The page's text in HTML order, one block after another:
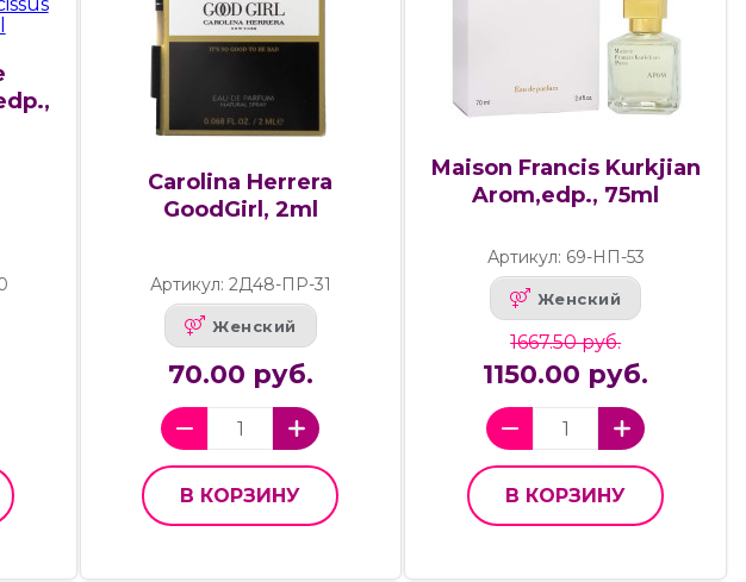
Carolina Herrera
GoodGirl, 2ml
Артикул: 2Д48-ПР-31
Женский
70.00 руб.
В КОРЗИНУ
Maison Francis Kurkjian
Arom,edp., 75ml
Артикул: 69-НП-53
Женский
1667.50 руб.
1150.00 руб.
В КОРЗИНУ